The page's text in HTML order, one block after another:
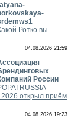
Ротко вы
04.08.2026 21:59
России
RUSSIA
2026 открыл приём
04.08.2026 19:23